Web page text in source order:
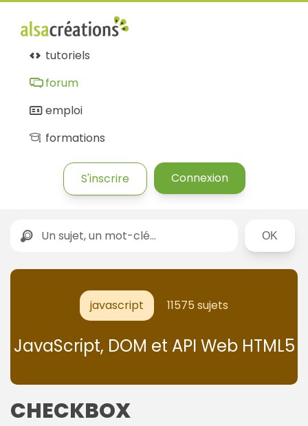
tutoriels
forum
emploi
formations
S'inscrire Connexion
Rechercher
javascript 11575 sujets
JavaScript, DOM et API Web HTML5
CHECKBOX